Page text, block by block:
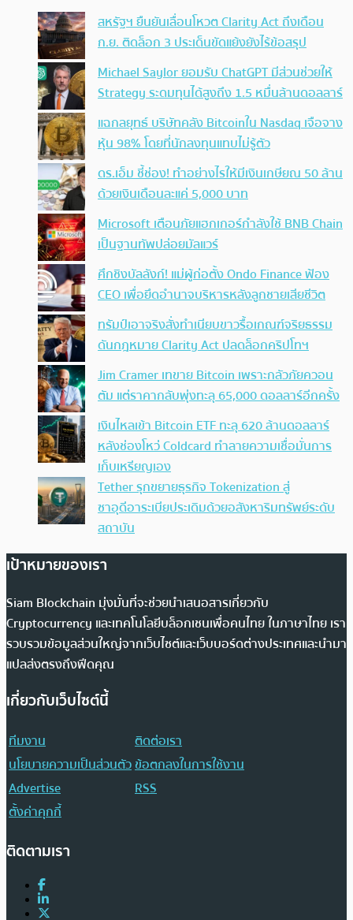
สหรัฐฯ ยืนยันเลื่อนโหวต Clarity Act ถึงเดือน
ก.ย. ติดล็อก 3 ประเด็นขัดแย้งยังไร้ข้อสรุป
Michael Saylor ยอมรับ ChatGPT มีส่วนช่วยให้
Strategy ระดมทุนได้สูงถึง 1.5 หมื่นล้านดอลลาร์
แฉกลยุทธ์ บริษัทคลัง Bitcoinใน Nasdaq เจือจาง
หุ้น 98% โดยที่นักลงทุนแทบไม่รู้ตัว
ดร.เอ็ม ชี้ช่อง! ทำอย่างไรให้มีเงินเกษียณ 50 ล้าน
ด้วยเงินเดือนละแค่ 5,000 บาท
Microsoft เตือนภัยแฮกเกอร์กำลังใช้ BNB Chain
เป็นฐานทัพปล่อยมัลแวร์
ศึกชิงบัลลังก์! แม่ผู้ก่อตั้ง Ondo Finance ฟ้อง
CEO เพื่อยึดอำนาจบริหารหลังลูกชายเสียชีวิต
ทรัมป์เอาจริง สั่งทำเนียบขาวรื้อเกณฑ์จริยธรรม
ดันกฎหมาย Clarity Act ปลดล็อกคริปโทฯ
Jim Cramer เทขาย Bitcoin เพราะกลัวภัยควอน
ตัม แต่ราคากลับพุ่งทะลุ 65,000 ดอลลาร์อีกครั้ง
เงินไหลเข้า Bitcoin ETF ทะลุ 620 ล้านดอลลาร์
หลังช่องโหว่ Coldcard ทำลายความเชื่อมั่นการ
เก็บเหรียญเอง
Tether รุกขยายธุรกิจ Tokenization สู่
ซาอุดีอาระเบียประเดิมด้วยอสังหาริมทรัพย์ระดับ
สถาบัน
เป้าหมายของเรา
Siam Blockchain มุ่งมั่นที่จะช่วยนำเสนอสารเกี่ยวกับ
Cryptocurrency และเทคโนโลยีบล็อกเชนเพื่อคนไทย ในภาษาไทย เรา
รวบรวมข้อมูลส่วนใหญ่จากเว็บไซต์และเว็บบอร์ดต่างประเทศและนำมา
แปลส่งตรงถึงฟีดคุณ
เกี่ยวกับเว็บไซต์นี้
ทีมงาน
ติดต่อเรา
นโยบายความเป็นส่วนตัวข้อตกลงในการใช้งาน
Advertise
RSS
ตั้งค่าคุกกี้
ติดตามเรา